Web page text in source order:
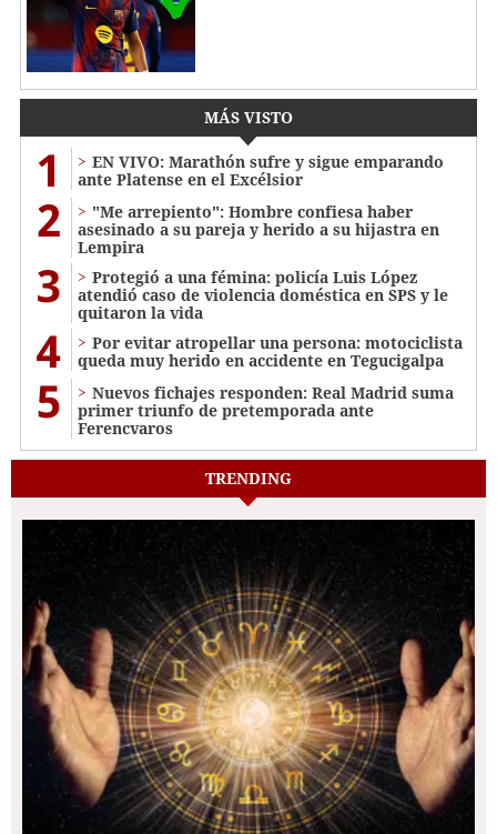
MÁS VISTO
1
EN VIVO: Marathón sufre y sigue emparando
ante Platense en el Excélsior
2
"Me arrepiento": Hombre confiesa haber
asesinado a su pareja y herido a su hijastra en
Lempira
3
Protegió a una fémina: policía Luis López
atendió caso de violencia doméstica en SPS y le
quitaron la vida
4
Por evitar atropellar una persona: motociclista
queda muy herido en accidente en Tegucigalpa
5
Nuevos fichajes responden: Real Madrid suma
primer triunfo de pretemporada ante
Ferencvaros
TRENDING